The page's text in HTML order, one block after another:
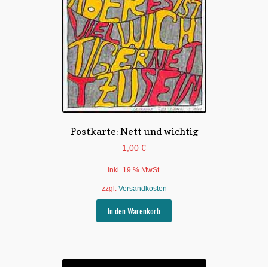
Postkarte: Nett und wichtig
1,00 €
inkl. 19 % MwSt.
zzgl. Versandkosten
In den Warenkorb